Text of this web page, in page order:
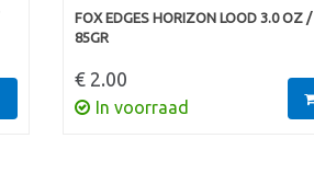
FOX EDGES HORIZON LOOD 3.0 OZ /
85GR
€ 2.00
In voorraad